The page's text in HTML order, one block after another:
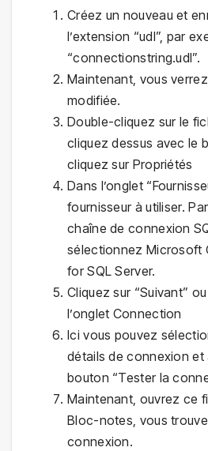
Créez un nouveau et
l’extension “udl”, par
“connectionstring.udl”.
Maintenant, vous
modifiée.
Double-cliquez sur le
cliquez dessus avec le
cliquez sur Propriétés
Dans l’onglet
fournisseur à utiliser.
chaîne de connexion
sélectionnez Microsoft
for SQL Server.
Cliquez sur “Suivant”
l’onglet Connection
Ici vous pouvez
détails de connexion et
bouton “Tester la
Maintenant, ouvrez ce
Bloc-notes, vous
connexion.